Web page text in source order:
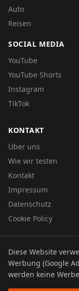
Auto
Reisen
SOCIAL MEDIA
YouTube
YouTube Shorts
Instagram
TikTok
KONTAKT
Über uns
Wie wir testen
Kontakt
Impressum
Datenschutz
Cookie Policy
Diese Website
Werbung (Google
werden keine